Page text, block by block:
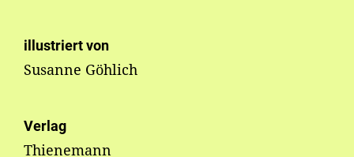
illustriert von
Susanne Göhlich
Verlag
Thienemann